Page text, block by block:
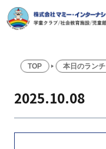
TOP 本日のランチ
2025.10.08